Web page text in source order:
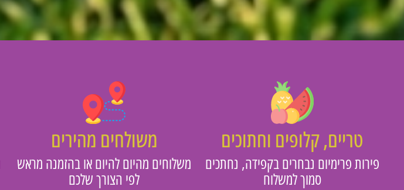
טריים, קלופים וחתוכים
פירות פרימיום נבחרים בקפידה, נחתכים
סמוך למשלוח
משולחים מהירים
משלוחים מהיום להיום או בהזמנה מראש
לפי הצורך שלכם